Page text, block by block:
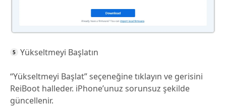
Yükseltmeyi Başlatın
“Yükseltmeyi Başlat” seçeneğine tıklayın ve gerisini
ReiBoot halleder. iPhone’unuz sorunsuz şekilde
güncellenir.